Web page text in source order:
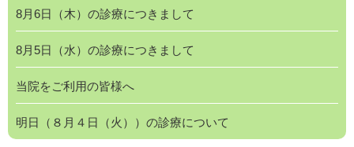
8月6日（木）の診療につきまして
8月5日（水）の診療につきまして
当院をご利用の皆様へ
明日（８月４日（火））の診療について